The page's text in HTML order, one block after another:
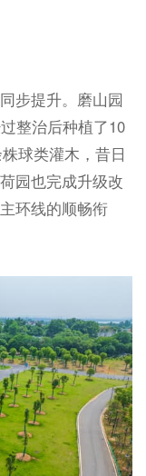
步提升。磨山园
整治后种植了10
球类灌木，昔日
园也完成升级改
环线的顺畅衔